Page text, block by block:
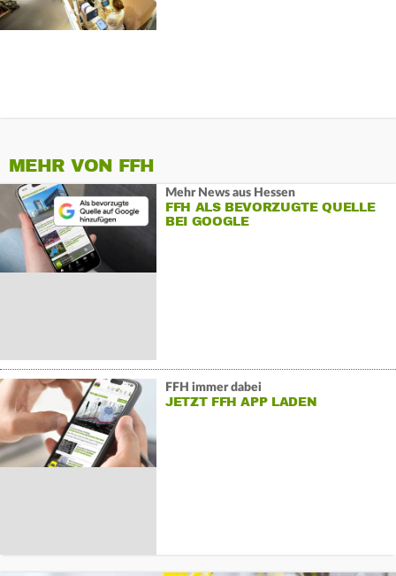
MEHR VON FFH
Mehr News aus Hessen
FFH ALS BEVORZUGTE QUELLE
BEI GOOGLE
FFH immer dabei
JETZT FFH APP LADEN